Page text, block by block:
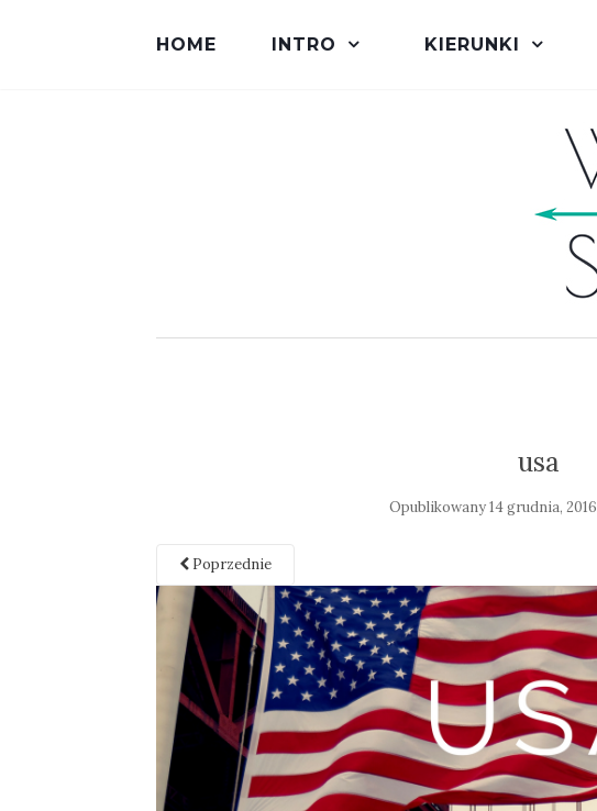
HOME INTRO KIERUNKI
usa
Opublikowany14 grudnia, 2016
Poprzednie